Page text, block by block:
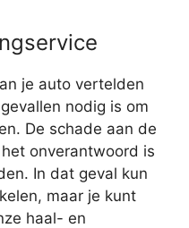
je auto vertelden
nodig is om
De schade aan de
onverantwoord is
In dat geval kun
maar je kunt
haal- en